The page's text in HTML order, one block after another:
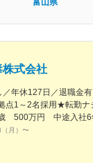
病院・工場等の設備に
出来ます。
目に沿ってボイラー
を見つけたら専門スタ
ありません◎
り、立ち仕事と座り
担もなく長く続けられ
富山県
株式会社
年休127日／退職金
500万円 中途入社
月） 〜